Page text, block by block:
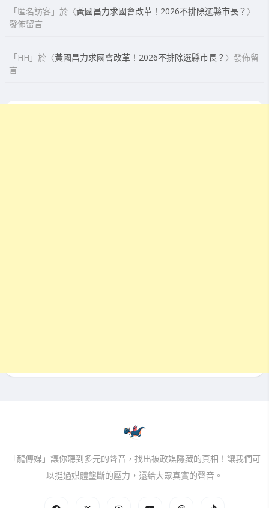
「匿名訪客 」於〈黃國昌力求國會改革！2026不排除選縣市長？ 〉
發佈留言
「HH 」於〈黃國昌力求國會改革！2026不排除選縣市長？ 〉發佈留
言
「龍傳媒」讓你聽到多元的聲音，找出被政媒隱藏的真相！讓我們可
以挺過媒體壟斷的壓力，還給大眾真實的聲音。